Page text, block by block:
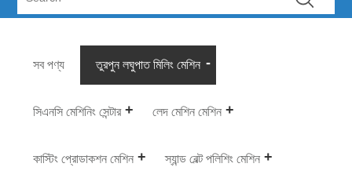
সব পণ্য তুরপুন লঘুপাত মিলিং মেশিন
সিএনসি মেশিনিং সেন্টার লেদ মেশিন মেশিন
কাস্টিং প্রোডাকশন মেশিন স্যান্ড বেল্ট পলিশিং মেশিন